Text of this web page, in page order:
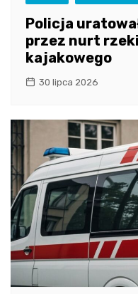
Policja
przez nurt
kajakowego
30 lipca 2026